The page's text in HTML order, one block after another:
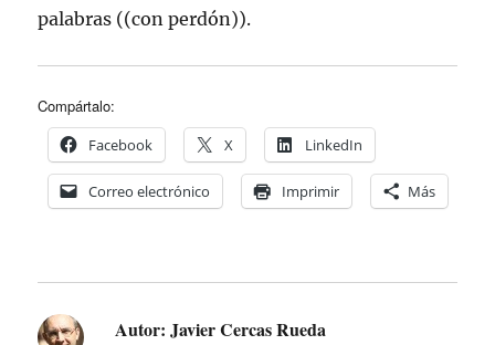
palabras ((con perdón)).
Compártalo:
Facebook X LinkedIn
Correo electrónico Imprimir Más
Autor: Javier Cercas Rueda